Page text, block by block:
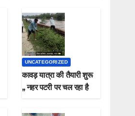
UNCATEGORIZED
कावड़ यात्रा की तैयारी शुरू
,, नहर पटरी पर चल रहा है